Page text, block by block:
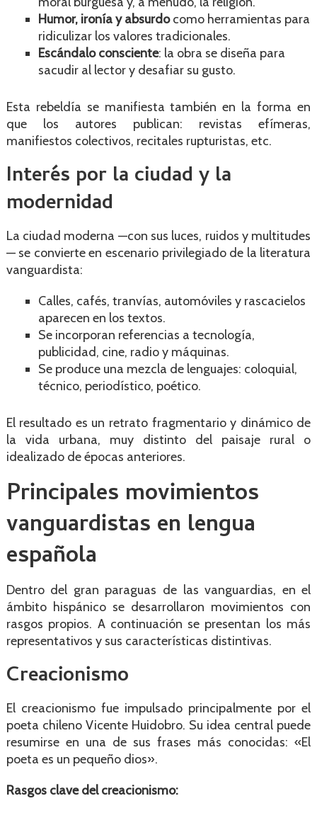
Humor, ironía y absurdocomo herramientas para
ridiculizar los valores tradicionales.
Escándalo consciente: la obra se diseña para
sacudir al lector y desafiar su gusto.
Esta rebeldía se manifiesta también en la forma en
que los autores publican: revistas efímeras,
manifiestos colectivos, recitales rupturistas, etc.
Interés por la ciudad y la
modernidad
La ciudad moderna —con sus luces, ruidos y multitudes
— se convierte en escenario privilegiado de la literatura
vanguardista:
Calles, cafés, tranvías, automóviles y rascacielos
aparecen en los textos.
Se incorporan referencias a tecnología,
publicidad, cine, radio y máquinas.
Se produce una mezcla de lenguajes: coloquial,
técnico, periodístico, poético.
El resultado es un retrato fragmentario y dinámico de
la vida urbana, muy distinto del paisaje rural o
idealizado de épocas anteriores.
Principales movimientos
vanguardistas en lengua
española
Dentro del gran paraguas de las vanguardias, en el
ámbito hispánico se desarrollaron movimientos con
rasgos propios. A continuación se presentan los más
representativos y sus características distintivas.
Creacionismo
El creacionismo fue impulsado principalmente por el
poeta chileno Vicente Huidobro. Su idea central puede
resumirse en una de sus frases más conocidas: «El
poeta es un pequeño dios».
Rasgos clave del creacionismo: